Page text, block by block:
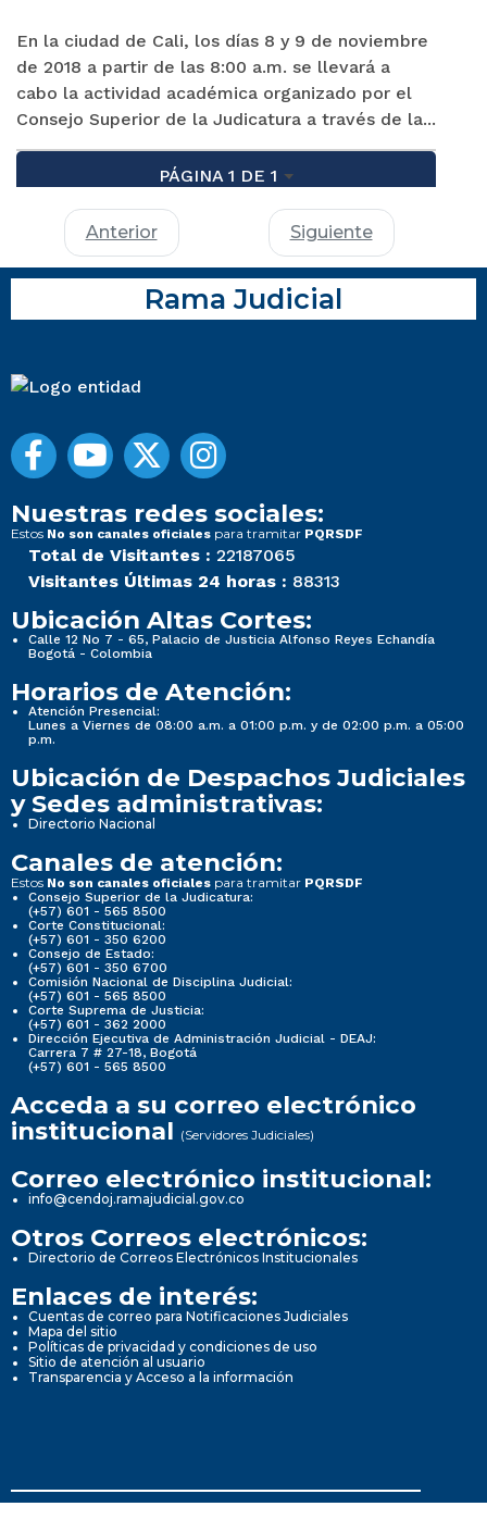
En la ciudad de Cali, los días 8 y 9 de noviembre
de 2018 a partir de las 8:00 a.m. se llevará a
cabo la actividad académica organizado por el
Consejo Superior de la Judicatura a través de la...
PÁGINA 1 DE 1
Anterior Siguiente
Rama Judicial
Nuestras redes sociales:
Estos No son canales oficiales para tramitar PQRSDF
Total de Visitantes : 22187065
Visitantes Últimas 24 horas : 88313
Ubicación Altas Cortes:
Calle 12 No 7 - 65, Palacio de Justicia Alfonso Reyes Echandía
Bogotá - Colombia
Horarios de Atención:
Atención Presencial:
Lunes a Viernes de 08:00 a.m. a 01:00 p.m. y de 02:00 p.m. a 05:00
p.m.
Ubicación de Despachos Judiciales
y Sedes administrativas:
Directorio Nacional
Canales de atención:
Estos No son canales oficiales para tramitar PQRSDF
Consejo Superior de la Judicatura:
(+57) 601 - 565 8500
Corte Constitucional:
(+57) 601 - 350 6200
Consejo de Estado:
(+57) 601 - 350 6700
Comisión Nacional de Disciplina Judicial:
(+57) 601 - 565 8500
Corte Suprema de Justicia:
(+57) 601 - 362 2000
Dirección Ejecutiva de Administración Judicial - DEAJ:
Carrera 7 # 27-18, Bogotá
(+57) 601 - 565 8500
Acceda a su correo electrónico
institucional (Servidores Judiciales)
Correo electrónico institucional:
info@cendoj.ramajudicial.gov.co
Otros Correos electrónicos:
Directorio de Correos Electrónicos Institucionales
Enlaces de interés:
Cuentas de correo para Notificaciones Judiciales
Mapa del sitio
Políticas de privacidad y condiciones de uso
Sitio de atención al usuario
Transparencia y Acceso a la información